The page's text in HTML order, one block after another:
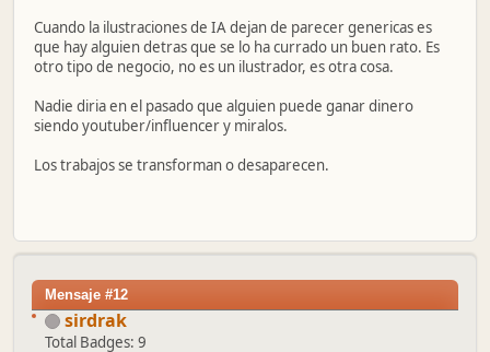
Cuando la ilustraciones de IA dejan de parecer genericas es
que hay alguien detras que se lo ha currado un buen rato. Es
otro tipo de negocio, no es un ilustrador, es otra cosa.
Nadie diria en el pasado que alguien puede ganar dinero
siendo youtuber/influencer y miralos.
Los trabajos se transforman o desaparecen.
Mensaje #12
sirdrak
Total Badges: 9